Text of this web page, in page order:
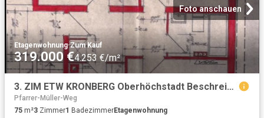
Foto anschauen
Etagenwohnung·Zum Kauf
319.000 €4.253 €/m²
3. ZIM ETW KRONBERG Oberhöchstadt Beschreibung lesen
Pfarrer-Müller-Weg
75 m²3 Zimmer1 BadezimmerEtagenwohnung